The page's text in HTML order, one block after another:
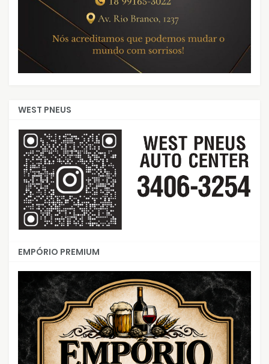
WEST PNEUS
EMPÓRIO PREMIUM